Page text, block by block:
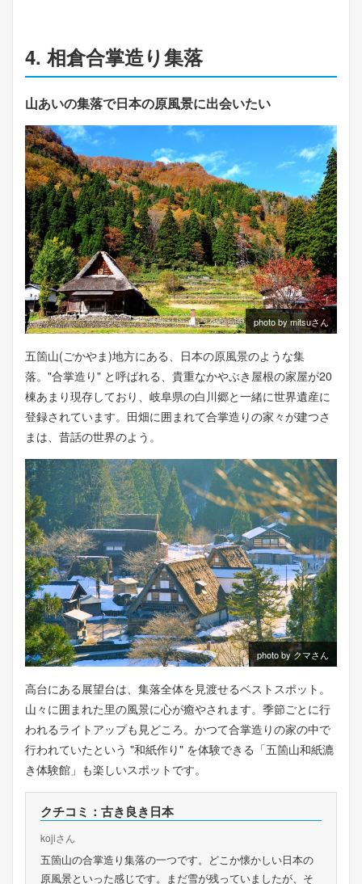
4. 相倉合掌造り集落
山あいの集落で日本の原風景に出会いたい
photo by mitsuさん
五箇山(ごかやま)地方にある、日本の原風景のような集
落。"合掌造り" と呼ばれる、貴重なかやぶき屋根の家屋が20
棟あまり現存しており、岐阜県の白川郷と一緒に世界遺産に
登録されています。田畑に囲まれて合掌造りの家々が建つさ
まは、昔話の世界のよう。
photo by クマさん
高台にある展望台は、集落全体を見渡せるベストスポット。
山々に囲まれた里の風景に心が癒やされます。季節ごとに行
われるライトアップも見どころ。かつて合掌造りの家の中で
行われていたという "和紙作り" を体験できる「五箇山和紙漉
き体験館」も楽しいスポットです。
クチコミ：古き良き日本
kojiさん
五箇山の合掌造り集落の一つです。どこか懐かしい日本の
原風景といった感じです。まだ雪が残っていましたが、そ